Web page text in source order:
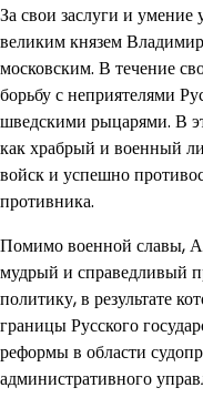
За свои заслуги и
великим князем
московским. В течение
борьбу с неприятелями
шведскими рыцарями. В
как храбрый и военный
войск и успешно
противника.
Помимо военной славы,
мудрый и справедливый
политику, в результате
границы Русского
реформы в области
административного